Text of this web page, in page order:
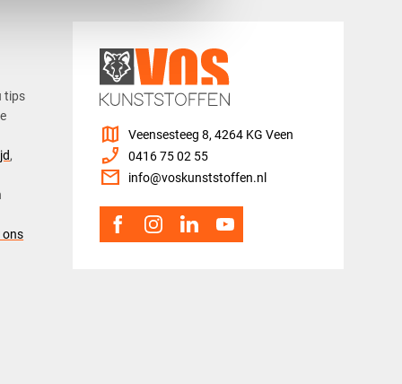
tips
,
ons
map Veensesteeg 8, 4264 KG Veen
phone_enabled 0416 75 02 55
mail info@voskunststoffen.nl